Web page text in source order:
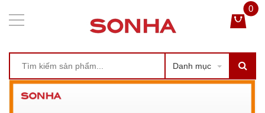
Danh mục
0